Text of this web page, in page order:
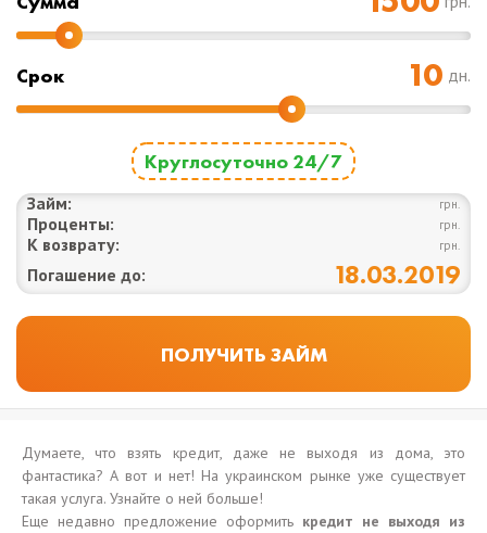
Срок дн.
Круглосуточно 24/7
Займ: грн.
Проценты: грн.
К возврату: грн.
Погашение до: 18.03.2019
Думаете, что взять кредит, даже не выходя из дома, это
фантастика? А вот и нет! На украинском рынке уже существует
такая услуга. Узнайте о ней больше!
Еще недавно предложение оформить кредит не выходя из